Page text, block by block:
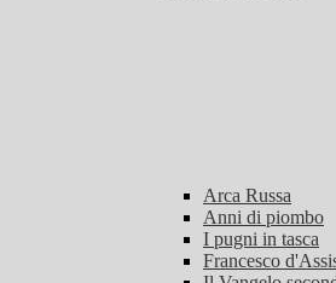
Arca Russa
Anni di piombo
I pugni in tasca
Francesco